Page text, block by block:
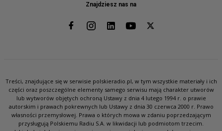
Znajdziesz nas na
Treści, znajdujące się w serwisie polskieradio.pl, w tym wszystkie materiały i ich
części oraz poszczególne elementy samego serwisu mają charakter utworów
lub wytworów objętych ochroną Ustawy z dnia 4 lutego 1994 r. o prawie
autorskim i prawach pokrewnych lub Ustawy z dnia 30 czerwca 2000 r. Prawo
własności przemysłowej. Prawa o których mowa w zdaniu poprzedzającym
przysługują Polskiemu Radiu S.A. w likwidacji lub podmiotom trzecim.